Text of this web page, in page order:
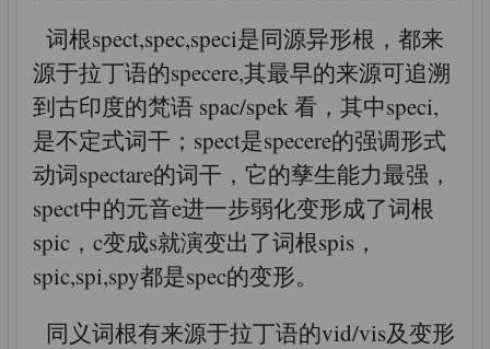
词根spect,spec,speci是同源异形根，都来
源于拉丁语的specere,其最早的来源可追溯
到古印度的梵语 spac/spek 看，其中speci,
是不定式词干；spect是specere的强调形式
动词spectare的词干，它的孳生能力最强，
spect中的元音e进一步弱化变形成了词根
spic，c变成s就演变出了词根spis，
spic,spi,spy都是spec的变形。
同义词根有来源于拉丁语的vid/vis及变形